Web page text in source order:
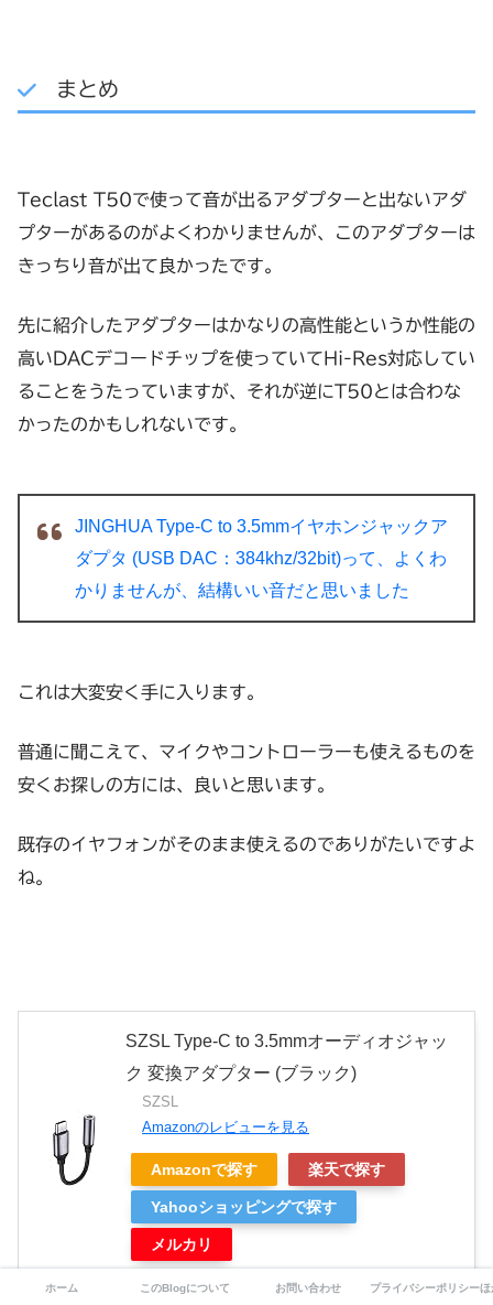
まとめ
Teclast T50で使って音が出るアダプターと出ないアダ
プターがあるのがよくわかりませんが、このアダプターは
きっちり音が出て良かったです。
先に紹介したアダプターはかなりの高性能というか性能の
高いDACデコードチップを使っていてHi-Res対応してい
ることをうたっていますが、それが逆にT50とは合わな
かったのかもしれないです。
JINGHUA Type-C to 3.5mmイヤホンジャックア
ダプタ (USB DAC：384khz/32bit)って、よくわ
かりませんが、結構いい音だと思いました
これは大変安く手に入ります。
普通に聞こえて、マイクやコントローラーも使えるものを
安くお探しの方には、良いと思います。
既存のイヤフォンがそのまま使えるのでありがたいですよ
ね。
SZSL Type-C to 3.5mmオーディオジャッ
ク 変換アダプター (ブラック)
SZSL
Amazonのレビューを見る
Amazonで探す 楽天で探す
Yahooショッピングで探す
メルカリ
ホーム このBlogについて お問い合わせ プライバシーポリシーほ